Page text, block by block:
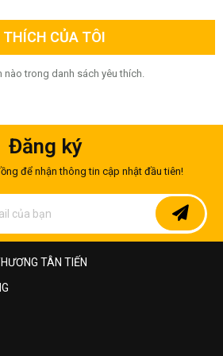
chất, công nghiệp nặng
THÍCH CỦA TÔI
nào trong danh sách yêu thích.
Đăng ký
để nhận thông tin cập nhật đầu tiên!
TÂN TIẾN